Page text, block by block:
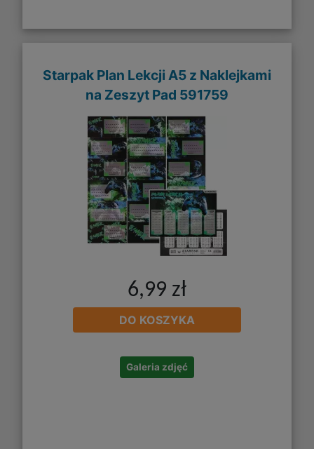
Starpak Plan Lekcji A5 z Naklejkami
na Zeszyt Pad 591759
6,99 zł
DO KOSZYKA
Galeria zdjęć